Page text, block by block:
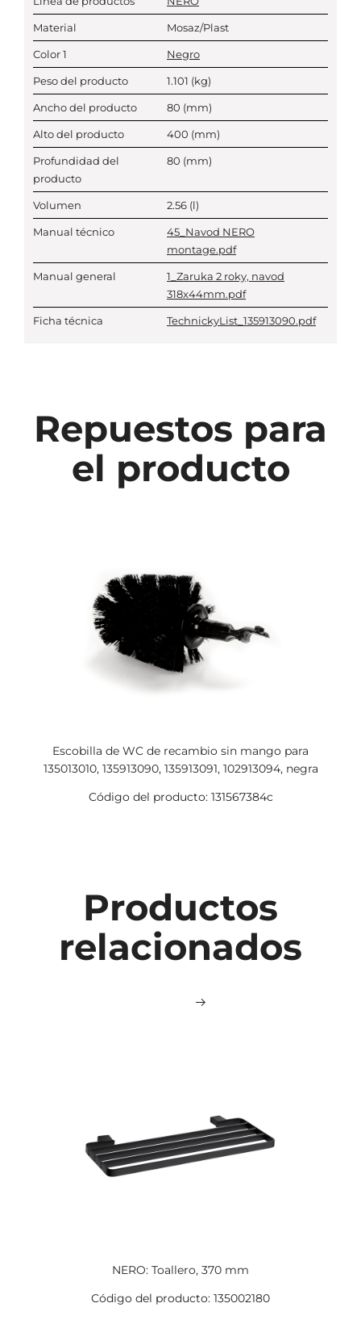
Material Mosaz/Plast
Color 1 Negro
Peso del producto 1.101 (kg)
Ancho del producto 80 (mm)
Alto del producto 400 (mm)
Profundidad del
producto
80 (mm)
Volumen 2.56 (l)
Manual técnico
45_Navod NERO
montage.pdf
Manual general
1_Zaruka 2 roky, navod
318x44mm.pdf
Ficha técnica TechnickyList_135913090.pdf
Repuestos para
el producto
Escobilla de WC de recambio sin mango para
135013010, 135913090, 135913091, 102913094, negra
Código del producto: 131567384c
Productos
relacionados
NERO: Toallero, 370 mm
Código del producto: 135002180